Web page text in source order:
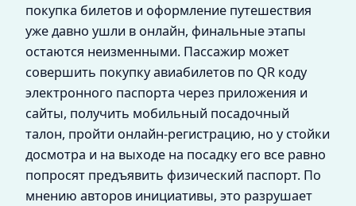
покупка билетов и оформление путешествия
уже давно ушли в онлайн, финальные этапы
остаются неизменными. Пассажир может
совершить покупку авиабилетов по QR коду
электронного паспорта через приложения и
сайты, получить мобильный посадочный
талон, пройти онлайн-регистрацию, но у стойки
досмотра и на выходе на посадку его все равно
попросят предъявить физический паспорт. По
мнению авторов инициативы, это разрушает